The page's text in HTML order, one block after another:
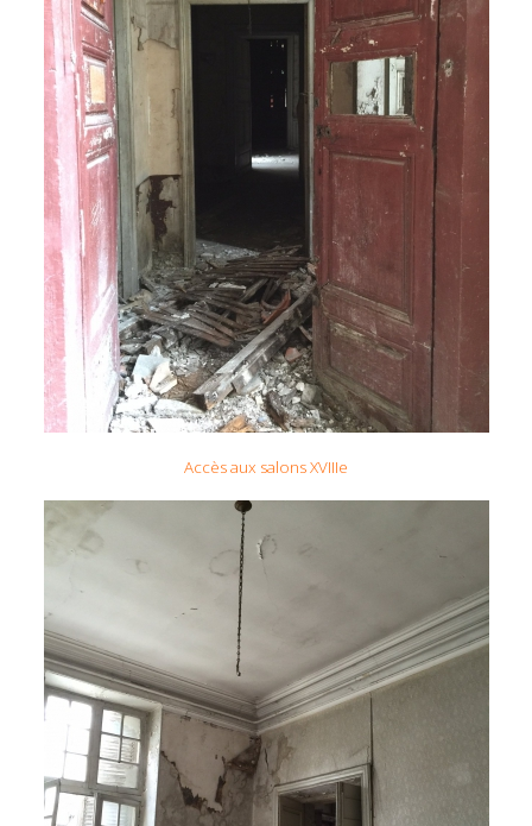
Accès aux salons XVIIIe